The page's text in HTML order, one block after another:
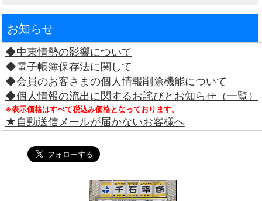
お知らせ
◆中東情勢の影響について
◆電子帳簿保存法に関して
◆会員のお客さまの個人情報削除機能について
◆個人情報の流出に関するお詫びとお知らせ（一覧）
※表示価格はすべて税込み価格となっております。
★自動送信メールが届かないお客様へ